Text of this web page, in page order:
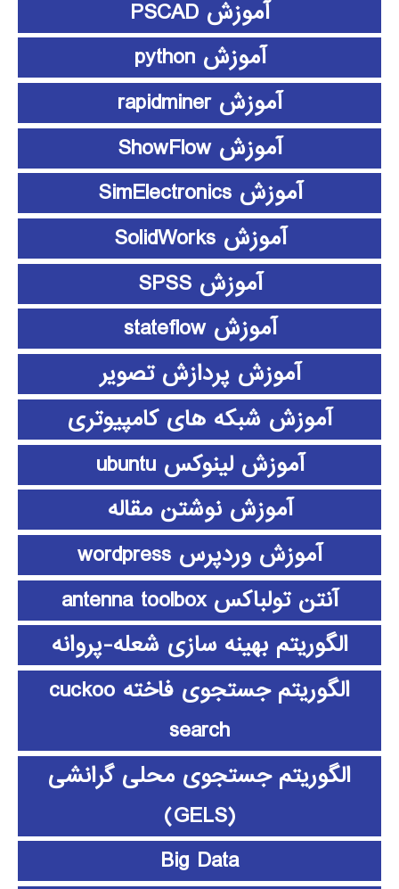
آموزش PSCAD
آموزش python
آموزش rapidminer
آموزش ShowFlow
آموزش SimElectronics
آموزش SolidWorks
آموزش SPSS
آموزش stateflow
آموزش پردازش تصویر
آموزش شبکه های کامپیوتری
آموزش لینوکس ubuntu
آموزش نوشتن مقاله
آموزش وردپرس wordpress
آنتن تولباکس antenna toolbox
الگوریتم بهینه سازی شعله-پروانه
الگوریتم جستجوی فاخته cuckoo
search
الگوریتم جستجوی محلی گرانشی
(GELS)
Big Data